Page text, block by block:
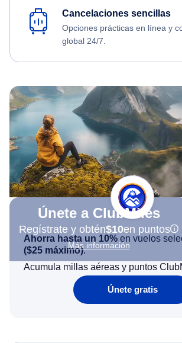
Cancelaciones sencillas
Opciones prácticas en línea y
global 24/7.
Únete a ClubMiles
Regístrate y obtén$10en puntos
Más información
Ahorra hasta un 10% en vuelos
($25 máximo).
Acumula millas aéreas y puntos
Únete gratis